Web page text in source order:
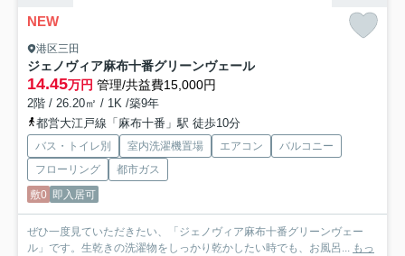
NEW
港区三田
ジェノヴィア麻布十番グリーンヴェール
14.45万円 管理/共益費15,000円
2階 / 26.20㎡ / 1K /築9年
都営大江戸線「麻布十番」駅 徒歩10分
バス・トイレ別 室内洗濯機置場 エアコン
バルコニー
フローリング
都市ガス
敷0 即入居可
ぜひ一度見ていただきたい、「ジェノヴィア麻布十番グリーンヴェー
ル」です。生乾きの洗濯物をしっかり乾かしたい時でも、お風呂... もっ